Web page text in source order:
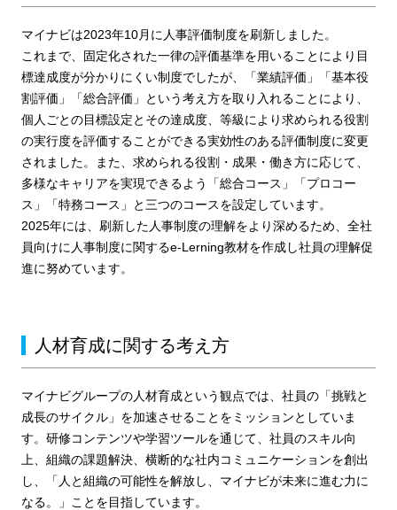
マイナビは2023年10月に人事評価制度を刷新しました。
これまで、固定化された一律の評価基準を用いることにより目
標達成度が分かりにくい制度でしたが、「業績評価」「基本役
割評価」「総合評価」という考え方を取り入れることにより、
個人ごとの目標設定とその達成度、等級により求められる役割
の実行度を評価することができる実効性のある評価制度に変更
されました。また、求められる役割・成果・働き方に応じて、
多様なキャリアを実現できるよう「総合コース」「プロコー
ス」「特務コース」と三つのコースを設定しています。
2025年には、刷新した人事制度の理解をより深めるため、全社
員向けに人事制度に関するe-Lerning教材を作成し社員の理解促
進に努めています。
人材育成に関する考え方
マイナビグループの人材育成という観点では、社員の「挑戦と
成長のサイクル」を加速させることをミッションとしていま
す。研修コンテンツや学習ツールを通じて、社員のスキル向
上、組織の課題解決、横断的な社内コミュニケーションを創出
し、「人と組織の可能性を解放し、マイナビが未来に進む力に
なる。」ことを目指しています。